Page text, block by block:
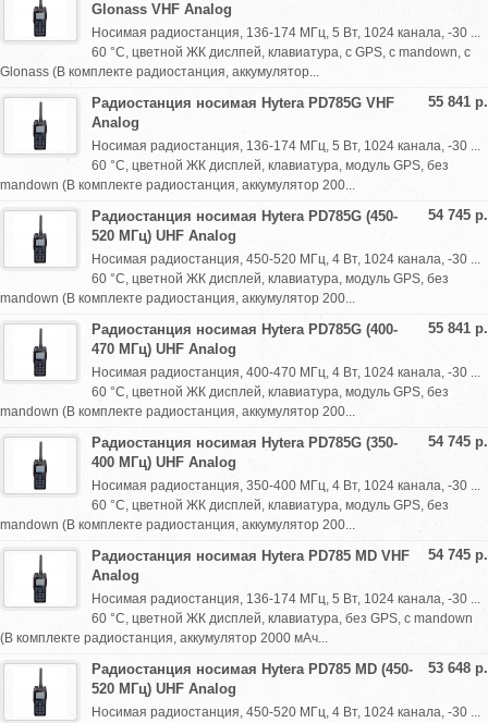
Glonass VHF Analog
Носимая радиостанция, 136-174 МГц, 5 Вт, 1024 канала, -30 ...
60 °С, цветной ЖК дислпей, клавиатура, с GPS, с mandown, с
Glonass (В комплекте радиостанция, аккумулятор...
55 841 р.
Радиостанция носимая Hytera PD785G VHF
Analog
Носимая радиостанция, 136-174 МГц, 5 Вт, 1024 канала, -30 ...
60 °С, цветной ЖК дисплей, клавиатура, модуль GPS, без
mandown (В комплекте радиостанция, аккумулятор 200...
54 745 р.
Радиостанция носимая Hytera PD785G (450-
520 МГц) UHF Analog
Носимая радиостанция, 450-520 МГц, 4 Вт, 1024 канала, -30 ...
60 °С, цветной ЖК дисплей, клавиатура, модуль GPS, без
mandown (В комплекте радиостанция, аккумулятор 200...
55 841 р.
Радиостанция носимая Hytera PD785G (400-
470 МГц) UHF Analog
Носимая радиостанция, 400-470 МГц, 4 Вт, 1024 канала, -30 ...
60 °С, цветной ЖК дисплей, клавиатура, модуль GPS, без
mandown (В комплекте радиостанция, аккумулятор 200...
54 745 р.
Радиостанция носимая Hytera PD785G (350-
400 МГц) UHF Analog
Носимая радиостанция, 350-400 МГц, 4 Вт, 1024 канала, -30 ...
60 °С, цветной ЖК дисплей, клавиатура, модуль GPS, без
mandown (В комплекте радиостанция, аккумулятор 200...
54 745 р.
Радиостанция носимая Hytera PD785 MD VHF
Analog
Носимая радиостанция, 136-174 МГц, 5 Вт, 1024 канала, -30 ...
60 °С, цветной ЖК дисплей, клавиатура, без GPS, с mandown
(В комплекте радиостанция, аккумулятор 2000 мАч...
53 648 р.
Радиостанция носимая Hytera PD785 MD (450-
520 МГц) UHF Analog
Носимая радиостанция, 450-520 МГц, 4 Вт, 1024 канала, -30 ...